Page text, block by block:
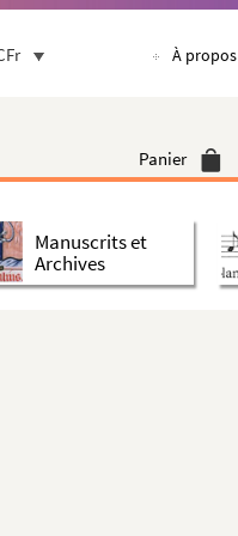
À propos
Panier
Manuscrits et
Archives